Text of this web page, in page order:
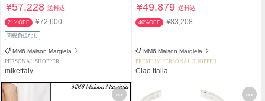
¥57,228送料込
21%OFF ¥72,600
関税負担なし
MM6 Maison Margiela
PERSONAL SHOPPER
mikettaly
¥49,879送料込
40%OFF ¥83,208
MM6 Maison Margiela
PREMIUM PERSONAL SHOPPER
Ciao Italia